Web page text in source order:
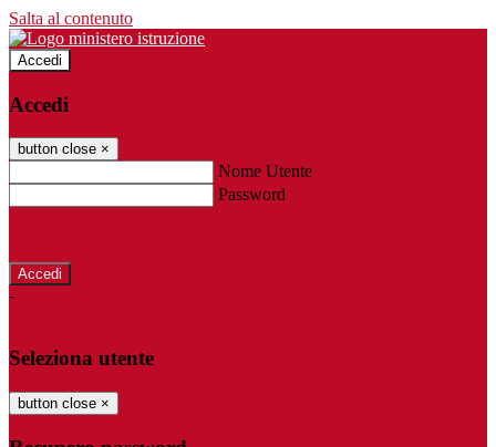
Salta al contenuto
Accedi
Accedi
button close ×
Nome Utente
Password
-
Seleziona utente
button close ×